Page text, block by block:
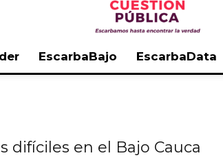
EscarbaBajo EscarbaData
difíciles en el Bajo Cauca